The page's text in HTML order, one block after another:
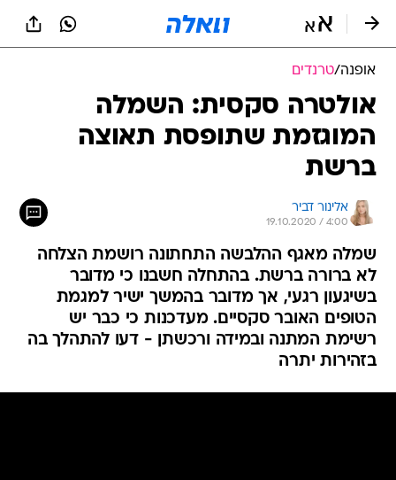
אופנה/טרנדים
אולטרה סקסית: השמלה
המוגזמת שתופסת תאוצה
ברשת
אלינור דביר
19.10.2020 / 4:00
שמלה מאגף ההלבשה התחתונה רושמת הצלחה
לא ברורה ברשת. בהתחלה חשבנו כי מדובר
בשיגעון רגעי, אך מדובר בהמשך ישיר למגמת
הטופים האובר סקסיים. מעדכנות כי כבר יש
רשימת המתנה ובמידה ורכשתן - דעו להתהלך בה
בזהירות יתרה